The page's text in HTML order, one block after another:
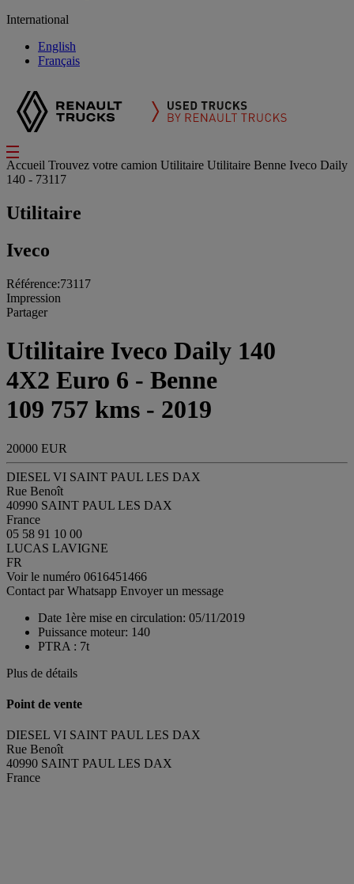
International
English
Français
Accueil Trouvez votre camion Utilitaire Utilitaire Benne Iveco Daily
140 - 73117
Utilitaire
Iveco
Référence:73117
Impression
Partager
Utilitaire Iveco Daily 140
4X2 Euro 6 - Benne
109 757 kms - 2019
20000 EUR
DIESEL VI SAINT PAUL LES DAX
Rue Benoît
40990 SAINT PAUL LES DAX
France
05 58 91 10 00
LUCAS LAVIGNE
FR
Voir le numéro 0616451466
Contact par Whatsapp Envoyer un message
Date 1ère mise en circulation: 05/11/2019
Puissance moteur: 140
PTRA : 7t
Plus de détails
Point de vente
DIESEL VI SAINT PAUL LES DAX
Rue Benoît
40990 SAINT PAUL LES DAX
France